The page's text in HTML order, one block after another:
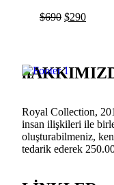
$690 $290
Royal Collection,
insan ilişkileri ile
oluşturabilmeniz,
tedarik ederek